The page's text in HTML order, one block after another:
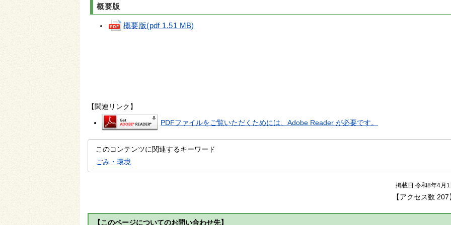
概要版
概要版(pdf 1.51 MB)
【関連リンク】
PDFファイルをご覧いただくためには、Adobe Reader が必要です。
このコンテンツに関連するキーワード
ごみ・環境
掲載日 令和8年4月
【アクセス数 207
【このページについてのお問い合わせ先】